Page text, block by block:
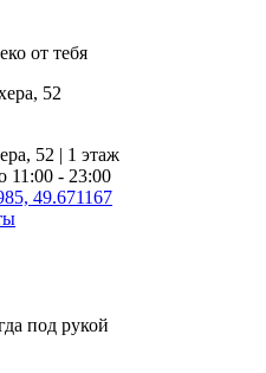
от тебя
52
52 | 1 этаж
11:00 - 23:00
49.671167
под рукой